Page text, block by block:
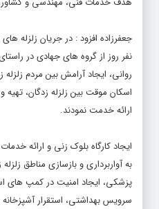
نفر روز از گروه های جهادی در
روانی، ایجاد آرامش بین مردم زلزله
ارائه خدمت نمودند.
ایجاد کارگاه بلوک زنی و ارائه
به آواربرداری و بازسازی مناطق
پزشکی، ایجاد امنیت در کمپ های
سرویس بهداشتی، استقرار